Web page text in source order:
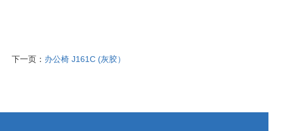
下一页： 办公椅 J161C (灰胶）